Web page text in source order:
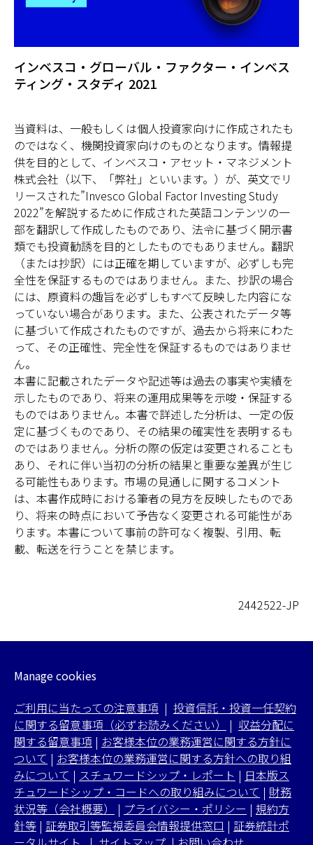
インベスコ・グローバル・ファクター・インベス
ティング・スタディ 2021
当資料は、一般もしくは個人投資家向けに作成されたも
のではなく、機関投資家向けのものとなります。情報提
供を目的として、インベスコ・アセット・マネジメント
株式会社（以下、「弊社」といいます。）が、英文でリ
リースされた”Invesco Global Factor Investing Study
2022”を解説するために作成された英語コンテンツの一
部を翻訳して作成したものであり、法令に基づく開示書
類でも投資勧誘を目的としたものでもありません。翻訳
（または抄訳）には正確を期していますが、必ずしも完
全性を保証するものではありません。また、抄訳の場合
には、原資料の趣旨を必ずしもすべて反映した内容にな
っていない場合があります。また、公表されたデータ等
に基づいて作成されたものですが、過去から将来にわた
って、その正確性、完全性を保証するものではありませ
ん。
本書に記載されたデータや記述等は過去の事実や実績を
示したものであり、将来の運用成果等を示唆・保証する
ものではありません。本書で詳述した分析は、一定の仮
定に基づくものであり、その結果の確実性を表明するも
のではありません。分析の際の仮定は変更されることも
あり、それに伴い当初の分析の結果と重要な差異が生じ
る可能性もあります。市場の見通しに関するコメント
は、本書作成時における筆者の見方を反映したものであ
り、将来の時点において予告なく変更される可能性があ
ります。本書について事前の許可なく複製、引用、転
載、転送を行うことを禁じます。
2442522-JP
Manage cookies
ご利用に当たっての注意事項 | 投資信託・投資一任契約
に関する留意事項（必ずお読みください）
| 収益分配に
関する留意事項 | お客様本位の業務運営に関する方針に
ついて | お客様本位の業務運営に関する方針への取り組
みについて | スチュワードシップ・レポート | 日本版ス
チュワードシップ・コードへの取り組みについて | 財務
状況等（会社概要）
| プライバシー・ポリシー | 規約方
針等 | 証券取引等監視委員会情報提供窓口 | 証券統計ポ